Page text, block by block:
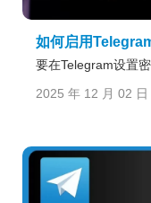
如何启用
要在Telegram设置密
2025 年 12 月 02 日